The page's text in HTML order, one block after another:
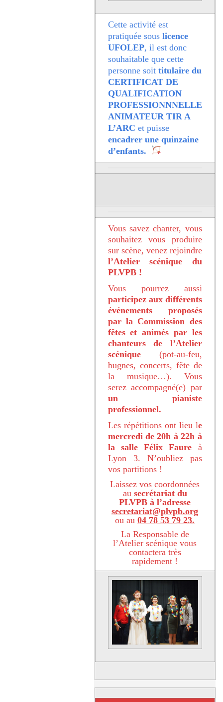
Cette activité est
pratiquée sous licence
UFOLEP, il est donc
souhaitable que cette
personne soit titulaire du
CERTIFICAT DE
QUALIFICATION
PROFESSIONNNELLE
ANIMATEUR TIR A
L’ARC et puisse
encadrer une quinzaine
d’enfants.
Vous savez chanter, vous
souhaitez vous produire
sur scène, venez rejoindre
l’Atelier scénique du
PLVPB !
Vous pourrez aussi
participez aux différents
événements proposés
par la Commission des
fêtes et animés par les
chanteurs de l’Atelier
scénique(pot-au-feu,
bugnes, concerts, fête de
la musique…). Vous
serez accompagné(e) par
un pianiste
professionnel.
Les répétitions ont lieu le
mercredi de 20h à 22h à
la salle Félix Faure à
Lyon 3. N’oubliez pas
vos partitions !
Laissez vos coordonnées
au secrétariat du
PLVPB à l’adresse
secretariat@plvpb.org
ou au04 78 53 79 23.
La Responsable de
l’Atelier scénique vous
contactera très
rapidement !